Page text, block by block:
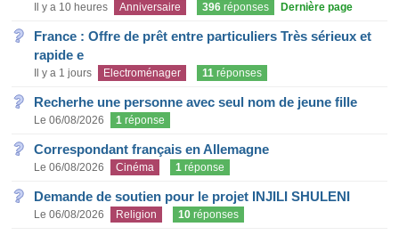
Il y a 10 heures Anniversaire 396 réponses Dernière page
France : Offre de prêt entre particuliers Très sérieux et
rapide e
Il y a 1 jours Electroménager 11 réponses
Recherhe une personne avec seul nom de jeune fille
Le 06/08/2026 1 réponse
Correspondant français en Allemagne
Le 06/08/2026 Cinéma 1 réponse
Demande de soutien pour le projet INJILI SHULENI
Le 06/08/2026 Religion 10 réponses